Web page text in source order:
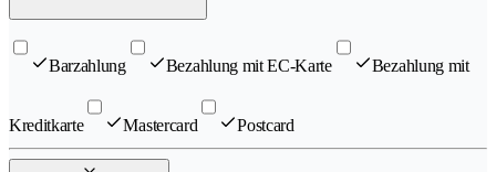
Barzahlung Bezahlung mit EC-Karte Bezahlung mit
Kreditkarte Mastercard Postcard